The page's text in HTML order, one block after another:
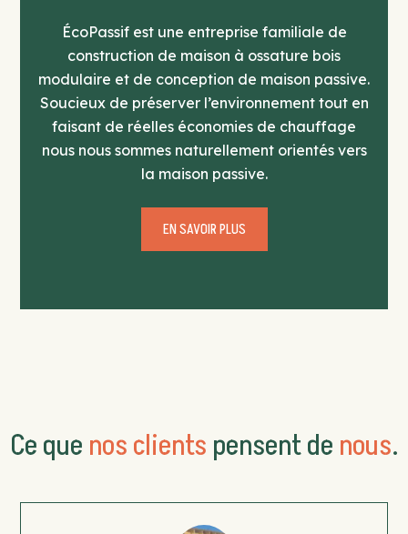
ÉcoPassif est une entreprise familiale de
construction de maison à ossature bois
modulaire et de conception de maison passive.
Soucieux de préserver l’environnement tout en
faisant de réelles économies de chauffage
nous nous sommes naturellement orientés vers
la maison passive.
EN SAVOIR PLUS
Ce que nos clients pensent de nous.